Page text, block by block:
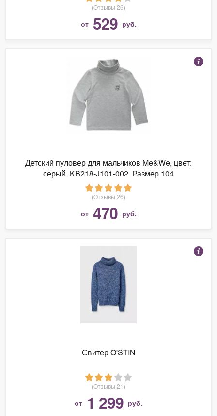
(Отзывы 26)
от 529 руб.
Детский пуловер для мальчиков Me&We, цвет:
серый. KB218-J101-002. Размер 104
(Отзывы 26)
от 470 руб.
Свитер O'STIN
(Отзывы 21)
от 1 299 руб.